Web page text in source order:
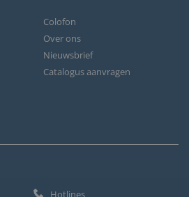
Colofon
Over ons
Nieuwsbrief
Catalogus aanvragen
Hotlines